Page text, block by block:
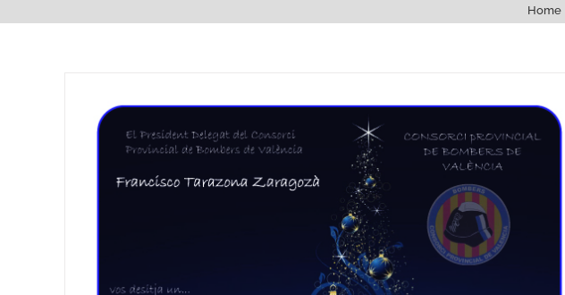
Home
Bomberos de Ontinyent protagonizan un calendario
solidario a favor de los niños de Chernobil